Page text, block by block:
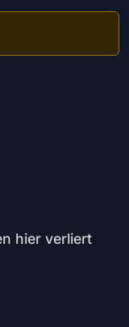
hier verliert